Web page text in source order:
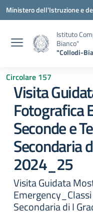
Vai ai contenuti
Vai al menu di navigazione
Vai al footer
Ministero dell'Istruzione e
Istituto
Bianco"
"Collodi-
Circolare 157
Visita
Fotografica
Seconde e
Secondaria
2024_25
Visita Guidata
Secondaria di I